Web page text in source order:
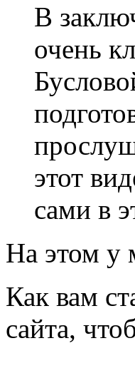
В
очень
этот
сами в
На этом у
Как вам
сайта,